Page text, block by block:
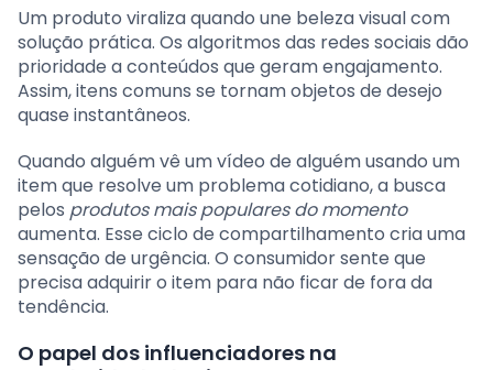
Um produto viraliza quando une beleza visual com
solução prática. Os algoritmos das redes sociais dão
prioridade a conteúdos que geram engajamento.
Assim, itens comuns se tornam objetos de desejo
quase instantâneos.
Quando alguém vê um vídeo de alguém usando um
item que resolve um problema cotidiano, a busca
pelos produtos mais populares do momento
aumenta. Esse ciclo de compartilhamento cria uma
sensação de urgência. O consumidor sente que
precisa adquirir o item para não ficar de fora da
tendência.
O papel dos influenciadores na